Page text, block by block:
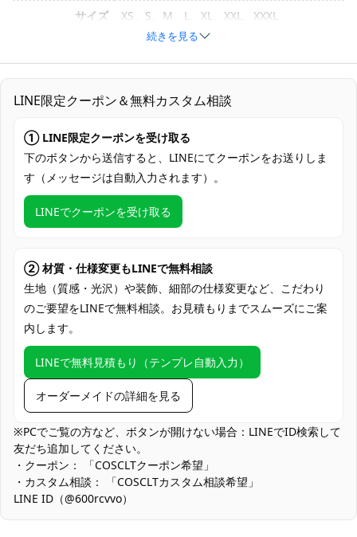
サイズ
XS、S、M、L、XL、XXL、XXXL
コスプレ専用生地
コート、ズボン、トップス、胸ベルト、手
鎧、手袋、ベルト、メガネ
発送予定
（※土日祝除く）、合計で12～22営業日程
度でお届け
クレジットカード（VISA、Master、JCB、
Discover、AMERICAN EXPRESS）、
PayPal、銀行振込
使用場所
即売会、コスプレ撮影会・スタジオ撮影、
ハロウィン仮装、舞台・ステージパフォー
マンス、テーマカフェ出演、SNS用ポート
レート撮影、学園祭・文化祭出展
コスプレ対象
コスプレ愛好家、アニメや漫画、ゲームフ
ァン、出演者
収納方法
他の衣類と同じく、清潔に乾燥を保ち、鋭
い物によっての破れを避けてください。
商品状態
新品未使用
装飾パーツの取り扱い：金具・装飾テープ・ホルダー風パーツは
引っかかりを避けるため、移動時の取り扱いに注意してくださ
い。保管は畳むよりもハンガー吊りで形崩れとパーツ干渉を防げ
ます。
続きを見る
LINE限定クーポン＆無料カスタム相談
① LINE限定クーポンを受け取る
下のボタンから送信すると、LINEにてクーポンをお送りしま
す（メッセージは自動入力されます）。
LINEでクーポンを受け取る
② 材質・仕様変更もLINEで無料相談
生地（質感・光沢）や装飾、細部の仕様変更など、こだわり
のご要望をLINEで無料相談。お見積もりまでスムーズにご案
内します。
LINEで無料見積もり（テンプレ自動入力）
オーダーメイドの詳細を見る
※PCでご覧の方など、ボタンが開けない場合：LINEでID検索して
友だち追加してください。
・クーポン： 「COSCLTクーポン希望」
・カスタム相談： 「COSCLTカスタム相談希望」
LINE ID（@600rcvvo）